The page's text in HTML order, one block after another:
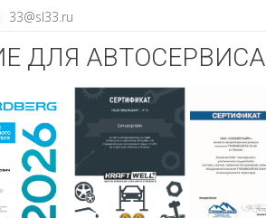
33@sl33.ru
ДЛЯ АВТОСЕРВИСА